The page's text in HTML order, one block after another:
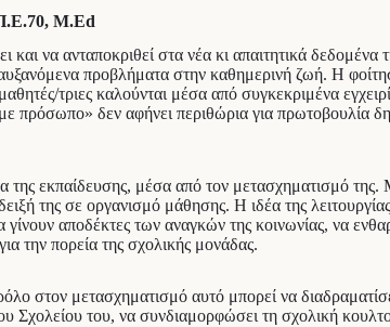
Π.Ε.70, M.Εd
να ανταποκριθεί στα νέα κι απαιτητικά
αυξανόμενα προβλήματα στην καθημερινή ζωή. Η
τριες καλούνται μέσα από συγκεκριμένα
δεν αφήνει περιθώρια για πρωτοβουλία
εκπαίδευσης, μέσα από τον μετασχηματισμό της.
της σε οργανισμό μάθησης. Η ιδέα της
αποδέκτες των αναγκών της κοινωνίας, να
την πορεία της σχολικής μονάδας.
στον μετασχηματισμό αυτό μπορεί να
Σχολείου του, να συνδιαμορφώσει τη σχολική